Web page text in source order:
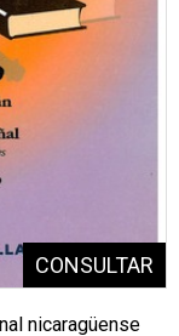
nicaragüense